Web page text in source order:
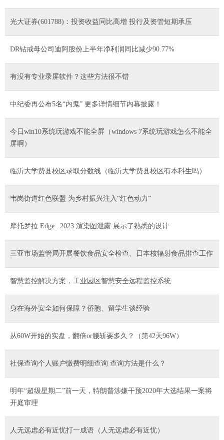
光大证券(601788)：投资收益同比高增 投行及资管短期承压
DR钻戒母公司迪阿股份上半年净利润同比减少90.77%
有没有专业录屏软件？这些方法很不错
中纪委再公布5名“内鬼” 更多详情细节内幕披露！
今日win10系统玩游戏不能全屏（windows 7系统玩游戏怎么不能全
屏啊）
临沂大学费县校区录取分数线（临沂大学费县校区有本科生吗）
韦岗街道红色联盟 为乡村振兴注入“红色动力”
摩托罗拉 Edge _2023 渲染图泄露 展示了熟悉的设计
三亚市场监管局开展餐饮食品安全检查、日本核辐射食品排查工作
智慧监控解决方案，工业园区智慧安全远程监控系统
身在海外安全如何保障？侨胞、留学生谈经验
从60W开始的实盘，翻倍or腰斩要多久？（第42天96W）
社保查询个人账户缴费明细查询 查询方法是什么？
明年“超级星期二”前一天，特朗普涉嫌干预2020年大选结果一案将
开庭审理
人无远虑必有近忧打一成语（人无远虑必有近忧）